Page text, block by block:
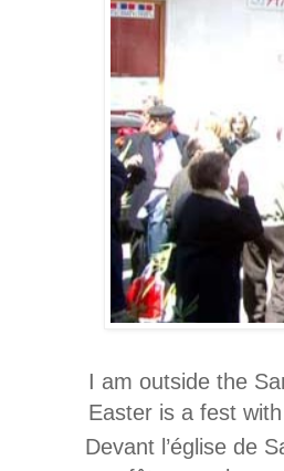
I am outside the
Easter is a fest
Devant l’église de